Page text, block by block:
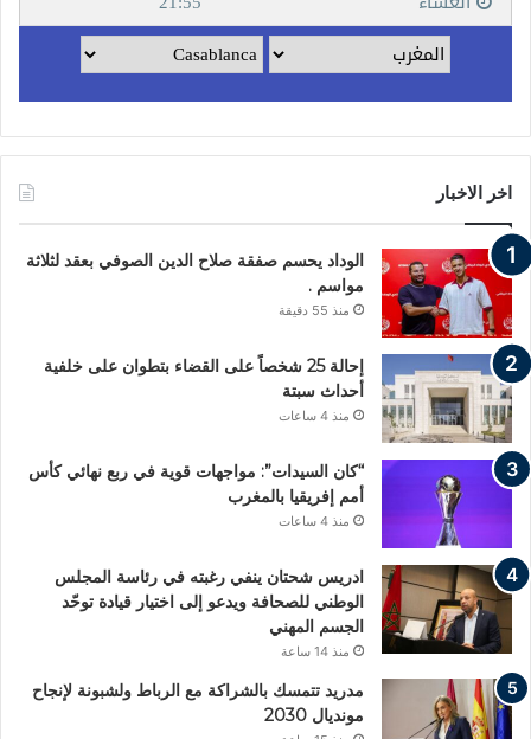
اخر الاخبار
الوداد يحسم صفقة صلاح الدين الصوفي بعقد لثلاثة
مواسم .
منذ 55 دقيقة
إحالة 25 شخصاً على القضاء بتطوان على خلفية
أحداث سبتة
منذ 4 ساعات
“كان السيدات”: مواجهات قوية في ربع نهائي كأس
أمم إفريقيا بالمغرب
منذ 4 ساعات
ادريس شحتان ينفي رغبته في رئاسة المجلس
الوطني للصحافة ويدعو إلى اختيار قيادة توحّد
الجسم المهني
منذ 14 ساعة
مدريد تتمسك بالشراكة مع الرباط ولشبونة لإنجاح
مونديال 2030